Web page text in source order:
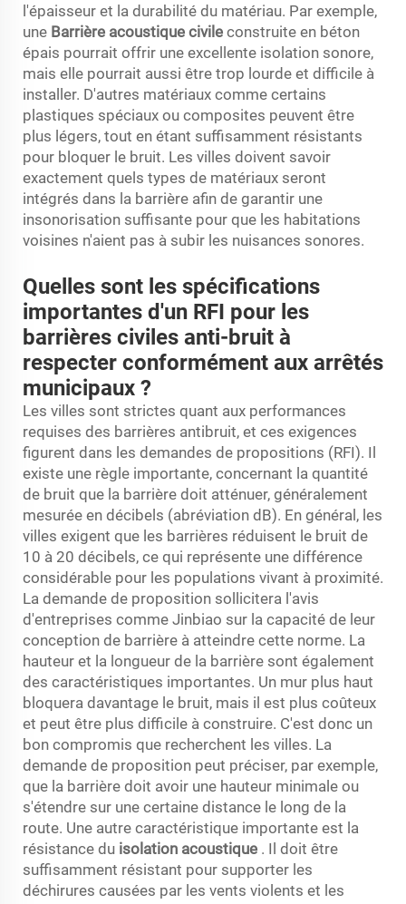
l'épaisseur et la durabilité du matériau. Par exemple,
une Barrière acoustique civile construite en béton
épais pourrait offrir une excellente isolation sonore,
mais elle pourrait aussi être trop lourde et difficile à
installer. D'autres matériaux comme certains
plastiques spéciaux ou composites peuvent être
plus légers, tout en étant suffisamment résistants
pour bloquer le bruit. Les villes doivent savoir
exactement quels types de matériaux seront
intégrés dans la barrière afin de garantir une
insonorisation suffisante pour que les habitations
voisines n'aient pas à subir les nuisances sonores.
Quelles sont les spécifications
importantes d'un RFI pour les
barrières civiles anti-bruit à
respecter conformément aux arrêtés
municipaux ?
Les villes sont strictes quant aux performances
requises des barrières antibruit, et ces exigences
figurent dans les demandes de propositions (RFI). Il
existe une règle importante, concernant la quantité
de bruit que la barrière doit atténuer, généralement
mesurée en décibels (abréviation dB). En général, les
villes exigent que les barrières réduisent le bruit de
10 à 20 décibels, ce qui représente une différence
considérable pour les populations vivant à proximité.
La demande de proposition sollicitera l'avis
d'entreprises comme Jinbiao sur la capacité de leur
conception de barrière à atteindre cette norme. La
hauteur et la longueur de la barrière sont également
des caractéristiques importantes. Un mur plus haut
bloquera davantage le bruit, mais il est plus coûteux
et peut être plus difficile à construire. C'est donc un
bon compromis que recherchent les villes. La
demande de proposition peut préciser, par exemple,
que la barrière doit avoir une hauteur minimale ou
s'étendre sur une certaine distance le long de la
route. Une autre caractéristique importante est la
résistance du isolation acoustique . Il doit être
suffisamment résistant pour supporter les
déchirures causées par les vents violents et les